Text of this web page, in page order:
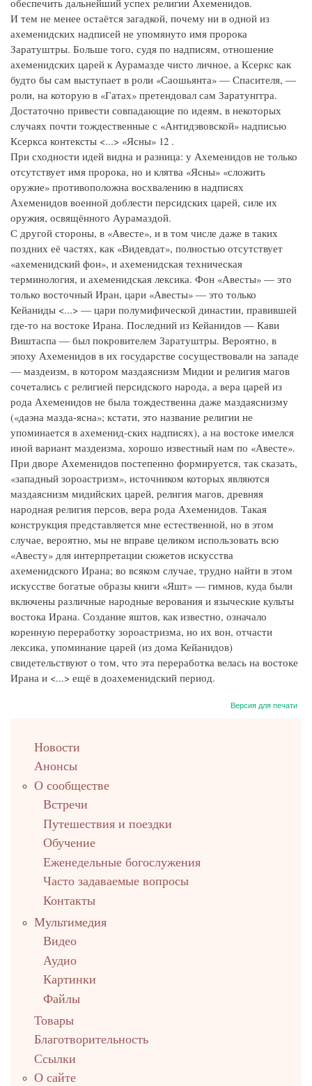
И тем не менее остаётся загадкой, почему ни в одной из
ахеменидских надписей не упомянуто имя пророка
Заратуштры. Больше того, судя по надписям, отношение
ахеменидских царей к Аурамазде чисто личное, а Ксеркс как
будто бы сам выступает в роли «Саошьянта» — Спасителя, —
роли, на которую в «Гатах» претендовал сам Заратунггра.
Достаточно привести совпадающие по идеям, в некоторых
случаях почти тождественные с «Антидэвовской» надписью
Ксеркса контексты <...> «Ясны» 12 .
При сходности идей видна и разница: у Ахеменидов не только
отсутствует имя пророка, но и клятва «Ясны» «сложить
оружие» противоположна восхвалению в надписях
Ахеменидов военной доблести персидских царей, силе их
оружия, освящённого Аурамаздой.
С другой стороны, в «Авесте», и в том числе даже в таких
поздних её частях, как «Видевдат», полностью отсутствует
«ахеменидский фон», и ахеменидская техническая
терминология, и ахеменидская лексика. Фон «Авесты» — это
только восточный Иран, цари «Авесты» — это только
Кейаниды <...> — цари полумифической династии, правившей
где-то на востоке Ирана. Последний из Кейанидов — Кави
Виштаспа — был покровителем Заратуштры. Вероятно, в
эпоху Ахеменидов в их государстве сосуществовали на западе
— маздеизм, в котором маздаяснизм Мидии и религия магов
сочетались с религией персидского народа, а вера царей из
рода Ахеменидов не была тождественна даже маздаяснизму
(«даэна мазда-ясна»; кстати, это название религии не
упоминается в ахеменид-ских надписях), а на востоке имелся
иной вариант маздеизма, хорошо известный нам по «Авесте».
При дворе Ахеменидов постепенно формируется, так сказать,
«западный зороастризм», источником которых являются
маздаяснизм мидийских царей, религия магов, древняя
народная религия персов, вера рода Ахеменидов. Такая
конструкция представляется мне естественной, но в этом
случае, вероятно, мы не вправе целиком использовать всю
«Авесту» для интерпретации сюжетов искусства
ахеменидского Ирана; во всяком случае, трудно найти в этом
искусстве богатые образы книги «Яшт» — гимнов, куда были
включены различные народные верования и языческие культы
востока Ирана. Создание яштов, как известно, означало
коренную переработку зороастризма, но их вон, отчасти
лексика, упоминание царей (из дома Кейанидов)
свидетельствуют о том, что эта переработка велась на востоке
Ирана и <...> ещё в доахеменидский период.
Версия для печати
upНовости
Анонсы
О сообществе
Встречи
Путешествия и поездки
Обучение
Еженедельные богослужения
Часто задаваемые вопросы
Контакты
Мультимедия
Видео
Аудио
Картинки
Файлы
Товары
Благотворительность
Ссылки
О сайте